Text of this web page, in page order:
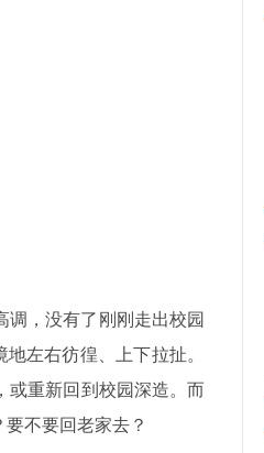
调，没有了刚刚走出校园
左右彷徨、上下拉扯。
或重新回到校园深造。而
不要回老家去？